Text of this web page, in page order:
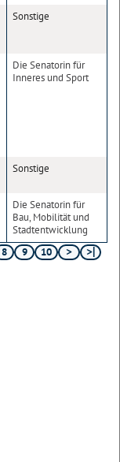
Sonstige
Die Senatorin für
Inneres und Sport
Sonstige
Die Senatorin für
Bau, Mobilität und
Stadtentwicklung
8 9
10